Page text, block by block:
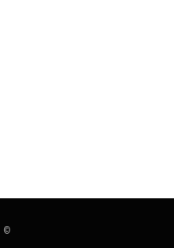
© 2020 - مجله خبری و آموزشی بخت